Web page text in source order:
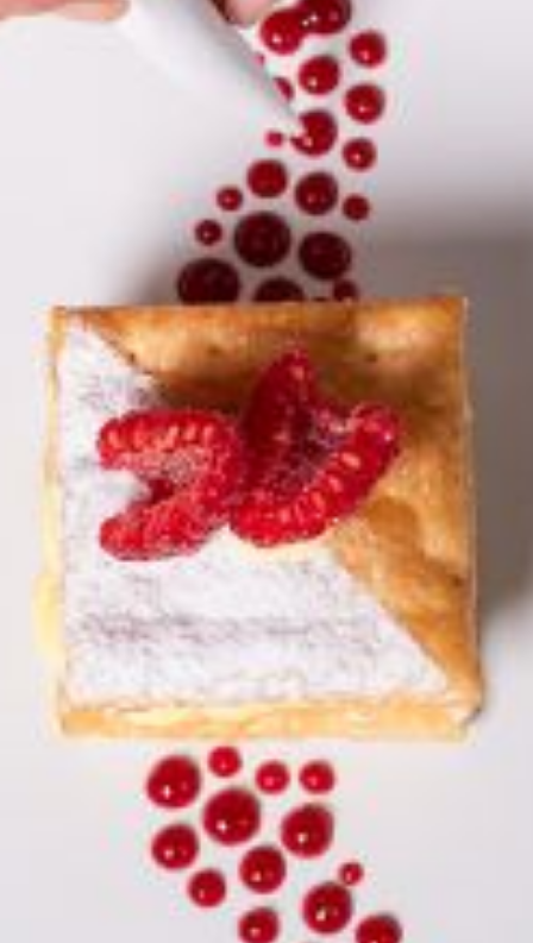
Premendo «Accetta tutti e continua» acconsenti all’uso di tutti i
cookie. Cliccando sul pulsante «Conferma la mia selezione» accetti
solo le categorie da te selezionate. Puoi cambiare le impostazioni
dei cookie tramite il link nel footer «Politica della privacy». Maggiori
politica della privacy.